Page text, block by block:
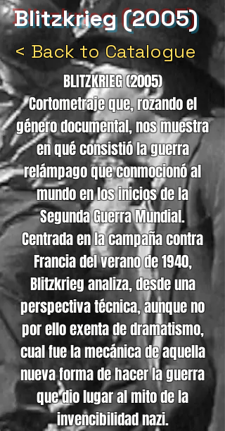
Blitzkrieg (2005)
< Back to Catalogue
BLITZKRIEG (2005)
Cortometraje que, rozando el
género documental, nos muestra
en qué consistió la guerra
relámpago que conmocionó al
mundo en los inicios de la
Segunda Guerra Mundial.
Centrada en la campaña contra
Francia del verano de 1940,
Blitzkrieg analiza, desde una
perspectiva técnica, aunque no
por ello exenta de dramatismo,
cual fue la mecánica de aquella
nueva forma de hacer la guerra
que dio lugar al mito de la
invencibilidad nazi.